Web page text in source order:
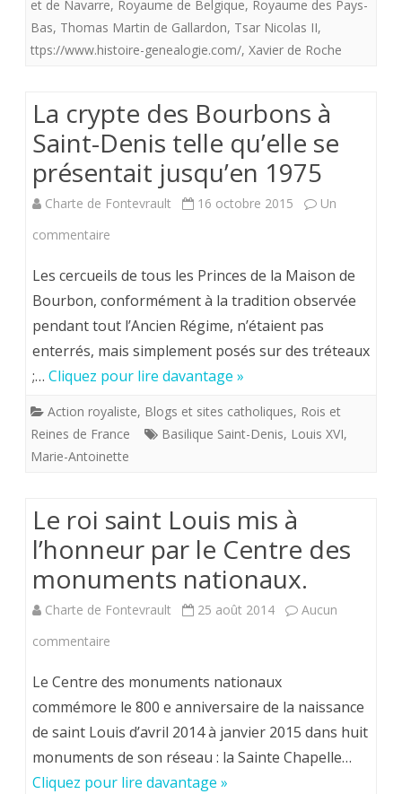
et de Navarre, Royaume de Belgique, Royaume des Pays-
Bas, Thomas Martin de Gallardon, Tsar Nicolas II,
ttps://www.histoire-genealogie.com/, Xavier de Roche
La crypte des Bourbons à
Saint-Denis telle qu’elle se
présentait jusqu’en 1975
Charte de Fontevrault 16 octobre 2015
Un
commentaire
crypte
des
Bourbons
Saint-
Denis
qu’elle
se
présentait
jusqu’en
Les cercueils de tous les Princes de la Maison de
Bourbon, conformément à la tradition observée
pendant tout l’Ancien Régime, n’étaient pas
enterrés, mais simplement posés sur des tréteaux
;… Cliquez pour lire davantage »
Action royaliste, Blogs et sites catholiques, Rois et
Reines de France
Basilique Saint-Denis, Louis XVI,
Marie-Antoinette
Le roi saint Louis mis à
l’honneur par le Centre des
monuments nationaux.
Charte de Fontevrault 25 août 2014
Aucun
commentaire
roi
saint
Louis
Le Centre des monuments nationaux
commémore le 800 e anniversaire de la naissance
de saint Louis d’avril 2014 à janvier 2015 dans huit
monuments de son réseau : la Sainte Chapelle…
Cliquez pour lire davantage »